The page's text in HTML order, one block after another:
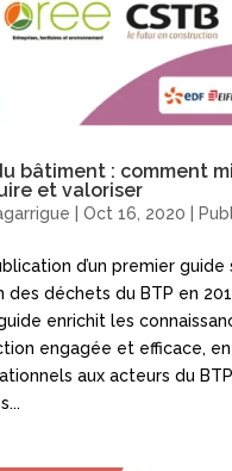
bâtiment : comment
et valoriser
Oct 16, 2020
d’un premier guide
des déchets du BTP en
enrichit les
engagée et efficace,
aux acteurs du